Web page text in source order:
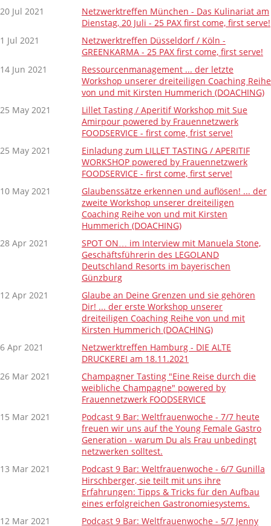
20 Jul 2021
Netzwerktreffen München - Das Kulinariat am
Dienstag, 20 Juli - 25 PAX first come, first serve!
1 Jul 2021
Netzwerktreffen Düsseldorf / Köln -
GREENKARMA - 25 PAX first come, first serve!
14 Jun 2021
Ressourcenmanagement ... der letzte
Workshop unserer dreiteiligen Coaching Reihe
von und mit Kirsten Hummerich (DOACHING)
25 May 2021
Lillet Tasting / Aperitif Workshop mit Sue
Amirpour powered by Frauennetzwerk
FOODSERVICE - first come, frist serve!
25 May 2021
Einladung zum LILLET TASTING / APERITIF
WORKSHOP powered by Frauennetzwerk
FOODSERVICE - first come, first serve!
10 May 2021
Glaubenssätze erkennen und auflösen! ... der
zweite Workshop unserer dreiteiligen
Coaching Reihe von und mit Kirsten
Hummerich (DOACHING)
28 Apr 2021
SPOT ON… im Interview mit Manuela Stone,
Geschäftsführerin des LEGOLAND
Deutschland Resorts im bayerischen
Günzburg
12 Apr 2021
Glaube an Deine Grenzen und sie gehören
Dir! ... der erste Workshop unserer
dreiteiligen Coaching Reihe von und mit
Kirsten Hummerich (DOACHING)
6 Apr 2021
Netzwerktreffen Hamburg - DIE ALTE
DRUCKEREI am 18.11.2021
26 Mar 2021
Champagner Tasting "Eine Reise durch die
weibliche Champagne" powered by
Frauennetzwerk FOODSERVICE
15 Mar 2021
Podcast 9 Bar: Weltfrauenwoche - 7/7 heute
freuen wir uns auf the Young Female Gastro
Generation - warum Du als Frau unbedingt
netzwerken solltest.
13 Mar 2021
Podcast 9 Bar: Weltfrauenwoche - 6/7 Gunilla
Hirschberger, sie teilt mit uns ihre
Erfahrungen: Tipps & Tricks für den Aufbau
eines erfolgreichen Gastronomiesystems.
12 Mar 2021
Podcast 9 Bar: Weltfrauenwoche - 5/7 Jenny